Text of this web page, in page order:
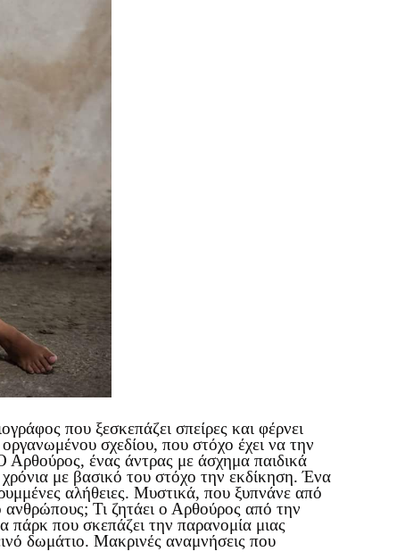
που ξεσκεπάζει σπείρες και φέρνει
σχεδίου, που στόχο έχει να την
Αρθούρος, ένας άντρας με άσχημα παιδικά
με βασικό του στόχο την εκδίκηση. Ένα
αλήθειες. Μυστικά, που ξυπνάνε από
ανθρώπους; Τι ζητάει ο Αρθούρος από την
πάρκ που σκεπάζει την παρανομία μιας
δωμάτιο. Μακρινές αναμνήσεις που